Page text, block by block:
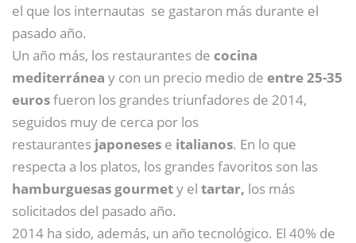
el que los internautas se gastaron más durante el
pasado año.
Un año más, los restaurantes de cocina
mediterránea y con un precio medio de entre 25-35
eurosfueron los grandes triunfadores de 2014,
seguidos muy de cerca por los
restaurantes japoneses e italianos. En lo que
respecta a los platos, los grandes favoritos son las
hamburguesas gourmety el tartar, los más
solicitados del pasado año.
2014 ha sido, además, un año tecnológico. El 40% de